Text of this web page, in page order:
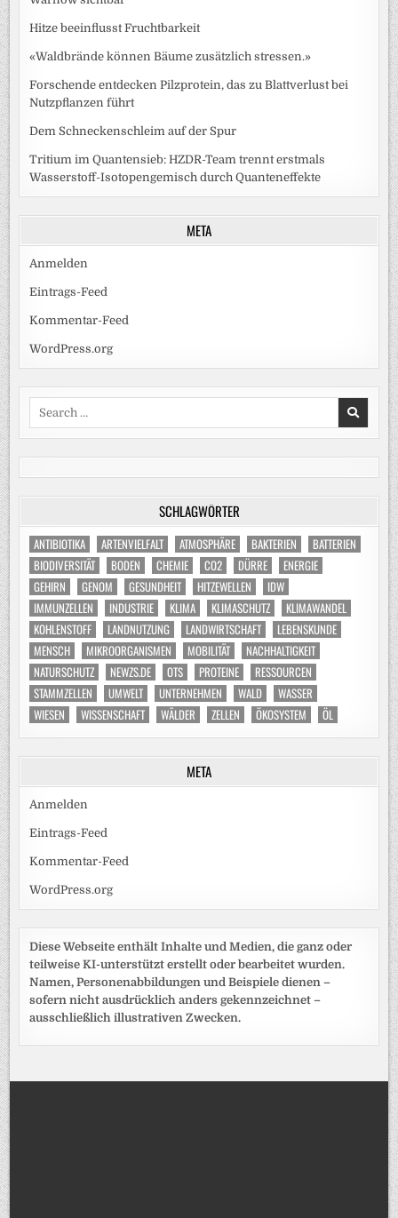
Hitze beeinflusst Fruchtbarkeit
«Waldbrände können Bäume zusätzlich stressen.»
Forschende entdecken Pilzprotein, das zu Blattverlust bei
Nutzpflanzen führt
Dem Schneckenschleim auf der Spur
Tritium im Quantensieb: HZDR-Team trennt erstmals
Wasserstoff-Isotopengemisch durch Quanteneffekte
META
Anmelden
Eintrags-Feed
Kommentar-Feed
WordPress.org
SCHLAGWÖRTER
ANTIBIOTIKA ARTENVIELFALT ATMOSPHÄRE BAKTERIEN
BATTERIEN
BIODIVERSITÄT
BODEN CHEMIE CO2 DÜRRE
ENERGIE
GEHIRN
GENOM GESUNDHEIT HITZEWELLEN
IDW
IMMUNZELLEN
INDUSTRIE KLIMA KLIMASCHUTZ
KLIMAWANDEL
KOHLENSTOFF
LANDNUTZUNG LANDWIRTSCHAFT
LEBENSKUNDE
MENSCH
MIKROORGANISMEN MOBILITÄT
NACHHALTIGKEIT
NATURSCHUTZ
NEWZS.DE OTS PROTEINE
RESSOURCEN
STAMMZELLEN
UMWELT UNTERNEHMEN WALD
WASSER
WIESEN
WISSENSCHAFT WÄLDER ZELLEN ÖKOSYSTEM ÖL
META
Anmelden
Eintrags-Feed
Kommentar-Feed
WordPress.org
Diese Webseite enthält Inhalte und Medien, die ganz oder
teilweise KI-unterstützt erstellt oder bearbeitet wurden.
Namen, Personenabbildungen und Beispiele dienen –
sofern nicht ausdrücklich anders gekennzeichnet –
ausschließlich illustrativen Zwecken.